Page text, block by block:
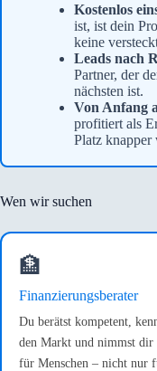
Kostenlos
ist, ist dein
keine
Leads nach
Partner, der
nächsten ist.
Von Anfang
profitiert als
Platz knapper
Wen wir suchen
🏦
Finanzierungsberater
Du berätst kompetent,
den Markt und nimmst dir
für Menschen – nicht nur